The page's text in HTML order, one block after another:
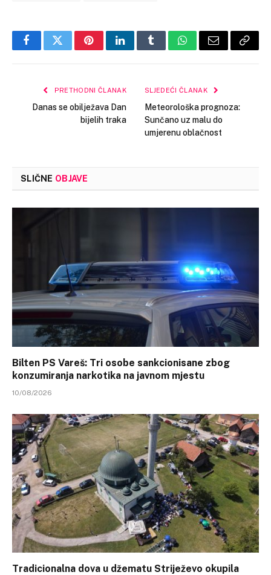
FacebookTwitterPinterestLinkedInTumblrWhatsApp
Email Copy
PRETHODNI ČLANAK
Danas se obilježava Dan
bijelih traka
SLJEDEĆI ČLANAK
Meteorološka prognoza:
Sunčano uz malu do
umjerenu oblačnost
SLIČNE OBJAVE
Bilten PS Vareš: Tri osobe sankcionisane zbog
konzumiranja narkotika na javnom mjestu
10/08/2026
Tradicionalna dova u džematu Striježevo okupila